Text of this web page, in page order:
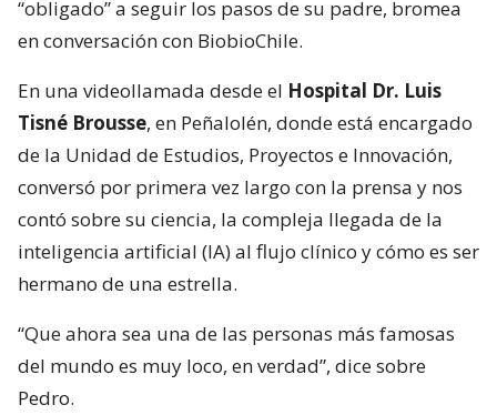
“obligado” a seguir los pasos de su padre, bromea
en conversación con BiobioChile.
En una videollamada desde el Hospital Dr. Luis
Tisné Brousse, en Peñalolén, donde está encargado
de la Unidad de Estudios, Proyectos e Innovación,
conversó por primera vez largo con la prensa y nos
contó sobre su ciencia, la compleja llegada de la
inteligencia artificial (IA) al flujo clínico y cómo es ser
hermano de una estrella.
“Que ahora sea una de las personas más famosas
del mundo es muy loco, en verdad”, dice sobre
Pedro.